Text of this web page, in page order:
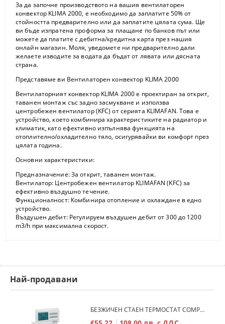
За да започне производството на вашия вентилаторен
конвектор KLIMA 2000, е необходимо да заплатите 50% от
стойността предварително или да заплатите цялата сума. Ще
ви бъде изпратена проформа за плащане по банков път или
можете да платите с дебитна/кредитна карта през нашия
онлайн магазин. Моля, уведомете ни предварително дали
желаете изводите за водата да бъдат от лявата или дясната
страна.
Представяме ви Вентилаторен конвектор KLIMA 2000
Вентилаторният конвектор KLIMA 2000 е проектиран за открит,
таванен монтаж със задно засмукване и използва
центробежен вентилатор (KFC) от серията KLIMAFAN. Това е
устройство, което комбинира характеристиките на радиатор и
климатик, като ефективно изпълнява функцията на
отоплително/охладително тяло, осигурявайки ви комфорт през
цялата година.
Основни характеристики:
Предназначение:За открит, таванен монтаж.
Вентилатор: Центробежен вентилатор KLIMAFAN (KFC) за
ефективно въздушно течение.
Функционалност:Комбинира отопление и охлаждане в едно
устройство.
Въздушен дебит:Регулируем въздушен дебит от 300 до 1200
m3/h при максимална скорост.
Най-продавани
БЕЗЖИЧЕН СТАЕН ТЕРМОСТАТ COMPUTHERM Q7RF